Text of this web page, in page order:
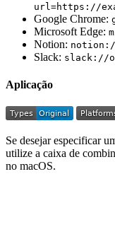
url=https://
Google Chrome:
Microsoft Edge:
Notion:
Slack: slack://
Aplicação
Se desejar especificar
utilize a caixa de
no macOS.